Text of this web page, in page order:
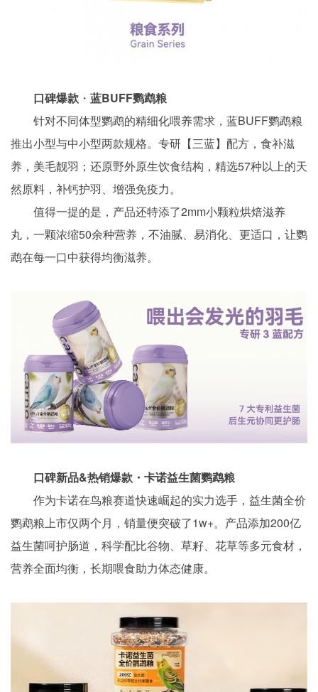
口碑爆款 ・ 蓝BUFF鹦鹉粮
针对不同体型鹦鹉的精细化喂养需求，蓝BUFF鹦鹉粮
推出小型与中小型两款规格。专研【三蓝】配方，食补滋
养，美毛靓羽；还原野外原生饮食结构，精选57种以上的天
然原料，补钙护羽、增强免疫力。
值得一提的是，产品还特添了2mm小颗粒烘焙滋养
丸，一颗浓缩50余种营养，不油腻、易消化、更适口，让鹦
鹉在每一口中获得均衡滋养。
口碑新品&热销爆款・卡诺益生菌鹦鹉粮
作为卡诺在鸟粮赛道快速崛起的实力选手，益生菌全价
鹦鹉粮上市仅两个月，销量便突破了1w+。产品添加200亿
益生菌呵护肠道，科学配比谷物、草籽、花草等多元食材，
营养全面均衡，长期喂食助力体态健康。